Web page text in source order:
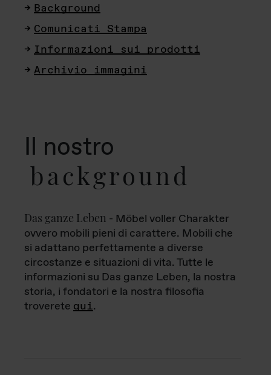
Background
Comunicati Stampa
Informazioni sui prodotti
Archivio immagini
Il nostro
background
Das ganze Leben - Möbel voller Charakter
ovvero mobili pieni di carattere. Mobili che
si adattano perfettamente a diverse
circostanze e situazioni di vita. Tutte le
informazioni su Das ganze Leben, la nostra
storia, i fondatori e la nostra filosofia
troverete qui.